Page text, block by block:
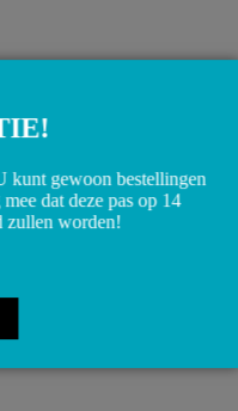
Brandstoffilter W202
kunt gewoon bestellingen
dat deze pas op 14
zullen worden!